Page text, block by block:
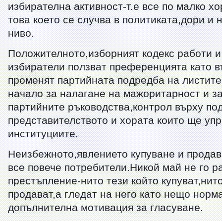
избирателна активност-т.е все по малко
това което се случва в политиката,дори и
ниво.
Положителното,изборният кодекс работи
избиратели ползват преференцията като
променят партийната подредба на
начало за налагане на мажоритарност и
партийните ръководства,контрол върху
представителството и хората които ще
институциите.
Неизбежното,явлението купуване и
все повече потребители.Никой май не го
престъпление-нито тези който
продават,а гледат на него като нещо
допълнителна мотивация за гласуване.